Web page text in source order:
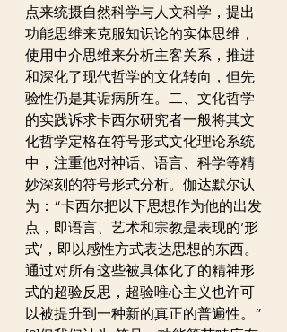
点来统摄自然科学与人文科学，提出
功能思维来克服知识论的实体思维，
使用中介思维来分析主客关系，推进
和深化了现代哲学的文化转向，但先
验性仍是其诟病所在。二、文化哲学
的实践诉求卡西尔研究者一般将其文
化哲学定格在符号形式文化理论系统
中，注重他对神话、语言、科学等精
妙深刻的符号形式分析。伽达默尔认
为：“卡西尔把以下思想作为他的出发
点，即语言、艺术和宗教是表现的‘形
式’，即以感性方式表达思想的东西。
通过对所有这些被具体化了的精神形
式的超验反思，超验唯心主义也许可
以被提升到一种新的真正的普遍性。”